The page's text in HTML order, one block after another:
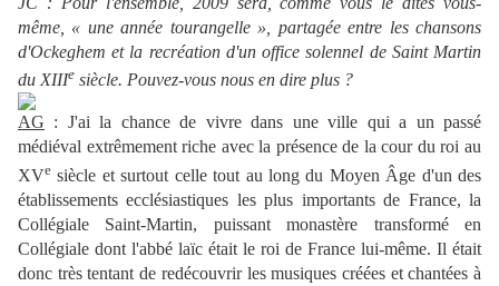
même, « une année tourangelle », partagée entre les chansons
d'Ockeghem et la recréation d'un office solennel de Saint Martin
du XIIIe siècle. Pouvez-vous nous en dire plus ?
AG : J'ai la chance de vivre dans une ville qui a un passé
médiéval extrêmement riche avec la présence de la cour du roi au
XVe siècle et surtout celle tout au long du Moyen Âge d'un des
établissements ecclésiastiques les plus importants de France, la
Collégiale Saint-Martin, puissant monastère transformé en
Collégiale dont l'abbé laïc était le roi de France lui-même. Il était
donc très tentant de redécouvrir les musiques créées et chantées à